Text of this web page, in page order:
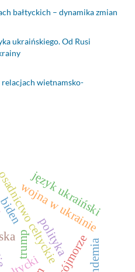
bałtyckich – dynamika zmian
ukraińskiego. Od Rusi
wietnamsko-
celtyckie
wojna w ukrainie
trójmorze
trump pandemia
polityka
język ukraiński